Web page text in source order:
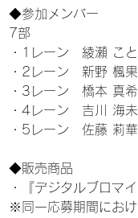
◆参加メンバー
7部
・1レーン　綾瀬 こ
・2レーン　新野 楓果
・3レーン　橋本 真希
・4レーン　吉川 海未
・5レーン　佐藤 莉華
◆販売商品
・『デジタルブロマ
※同一応募期間にお